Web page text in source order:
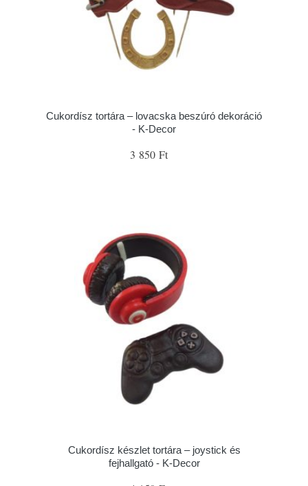
Cukordísz tortára – lovacska beszúró dekoráció
- K-Decor
3 850 Ft
Cukordísz készlet tortára – joystick és
fejhallgató - K-Decor